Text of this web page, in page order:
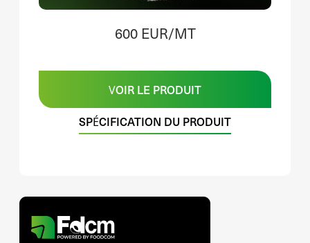
600 EUR/MT
VOIR LE PRODUIT
SPÉCIFICATION DU PRODUIT